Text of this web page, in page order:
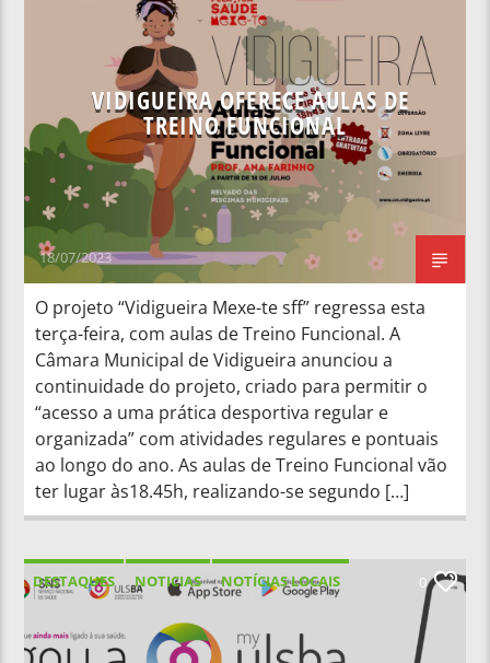
NOTÍCIAS NACIONAIS
VIDIGUEIRA OFERECE AULAS DE
TREINO FUNCIONAL
18/07/2023
O projeto “Vidigueira Mexe-te sff” regressa esta
terça-feira, com aulas de Treino Funcional. A
Câmara Municipal de Vidigueira anunciou a
continuidade do projeto, criado para permitir o
“acesso a uma prática desportiva regular e
organizada” com atividades regulares e pontuais
ao longo do ano. As aulas de Treino Funcional vão
ter lugar às18.45h, realizando-se segundo […]
DESTAQUES NOTICIAS
NOTÍCIAS LOCAIS
NOTÍCIAS NACIONAIS
0